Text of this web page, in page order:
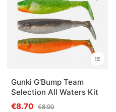
Gunki G'Bump Team
Selection All Waters Kit
€8.70 €8.90